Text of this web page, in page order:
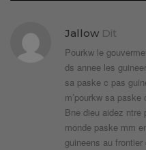
Jallow Dit
Pourkw le
ds annee les
sa paske c pas
m’pourkw sa
Bne dieu aidez ntre
monde paske mm
guineens au